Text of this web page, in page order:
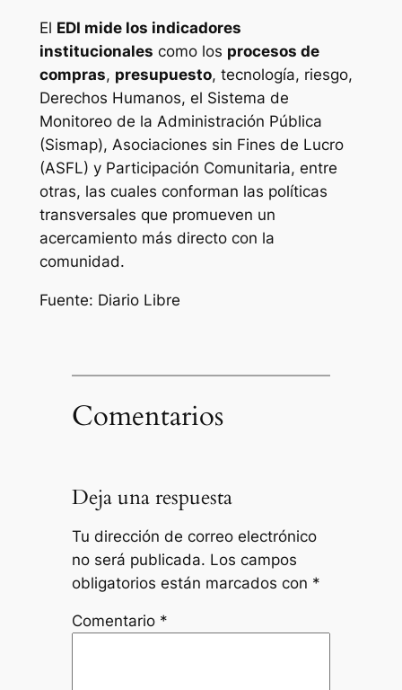
El EDI mide los indicadores
institucionales como los procesos de
compras, presupuesto, tecnología, riesgo,
Derechos Humanos, el Sistema de
Monitoreo de la Administración Pública
(Sismap), Asociaciones sin Fines de Lucro
(ASFL) y Participación Comunitaria, entre
otras, las cuales conforman las políticas
transversales que promueven un
acercamiento más directo con la
comunidad.
Fuente: Diario Libre
Comentarios
Deja una respuesta
Tu dirección de correo electrónico
no será publicada. Los campos
obligatorios están marcados con *
Comentario *